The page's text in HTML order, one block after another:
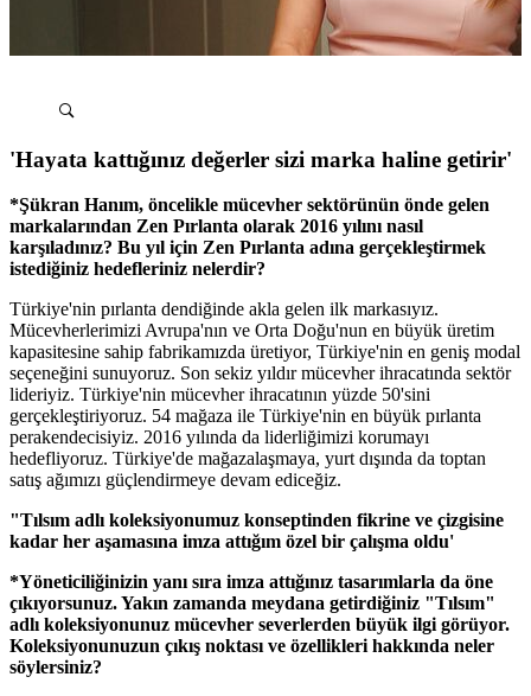
'Hayata kattığınız değerler sizi marka haline getirir'
*Şükran Hanım, öncelikle mücevher sektörünün önde gelen
markalarından Zen Pırlanta olarak 2016 yılını nasıl
karşıladınız? Bu yıl için Zen Pırlanta adına gerçekleştirmek
istediğiniz hedefleriniz nelerdir?
Türkiye'nin pırlanta dendiğinde akla gelen ilk markasıyız.
Mücevherlerimizi Avrupa'nın ve Orta Doğu'nun en büyük üretim
kapasitesine sahip fabrikamızda üretiyor, Türkiye'nin en geniş modal
seçeneğini sunuyoruz. Son sekiz yıldır mücevher ihracatında sektör
lideriyiz. Türkiye'nin mücevher ihracatının yüzde 50'sini
gerçekleştiriyoruz. 54 mağaza ile Türkiye'nin en büyük pırlanta
perakendecisiyiz. 2016 yılında da liderliğimizi korumayı
hedefliyoruz. Türkiye'de mağazalaşmaya, yurt dışında da toptan
satış ağımızı güçlendirmeye devam ediceğiz.
"Tılsım adlı koleksiyonumuz konseptinden fikrine ve çizgisine
kadar her aşamasına imza attığım özel bir çalışma oldu'
*Yöneticiliğinizin yanı sıra imza attığınız tasarımlarla da öne
çıkıyorsunuz. Yakın zamanda meydana getirdiğiniz "Tılsım"
adlı koleksiyonunuz mücevher severlerden büyük ilgi görüyor.
Koleksiyonunuzun çıkış noktası ve özellikleri hakkında neler
söylersiniz?